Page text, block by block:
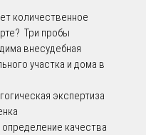
количественное
Три пробы
внесудебная
участка и дома в
экспертиза
качества